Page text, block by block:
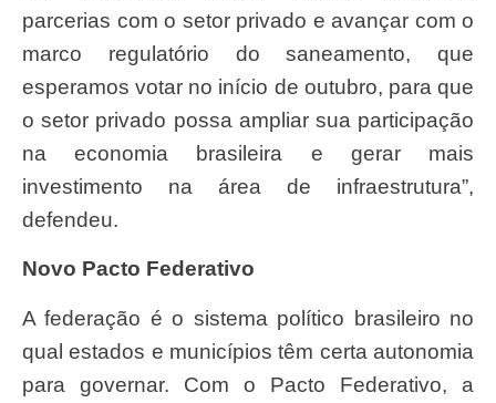
parcerias com o setor privado e avançar com o
marco regulatório do saneamento, que
esperamos votar no início de outubro, para que
o setor privado possa ampliar sua participação
na economia brasileira e gerar mais
investimento na área de infraestrutura”,
defendeu.
Novo Pacto Federativo
A federação é o sistema político brasileiro no
qual estados e municípios têm certa autonomia
para governar. Com o Pacto Federativo, a